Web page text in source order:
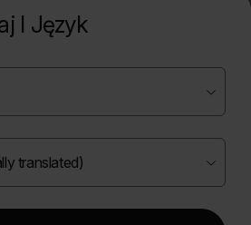
I Język
naszą drugą markę